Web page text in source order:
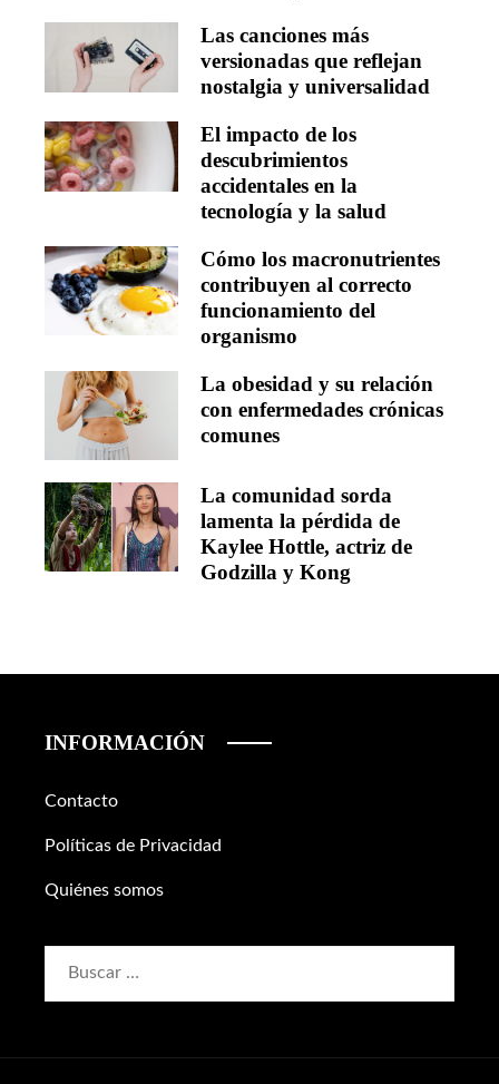
Las canciones más
versionadas que reflejan
nostalgia y universalidad
El impacto de los
descubrimientos
accidentales en la
tecnología y la salud
Cómo los macronutrientes
contribuyen al correcto
funcionamiento del
organismo
La obesidad y su relación
con enfermedades crónicas
comunes
La comunidad sorda
lamenta la pérdida de
Kaylee Hottle, actriz de
Godzilla y Kong
INFORMACIÓN
Contacto
Políticas de Privacidad
Quiénes somos